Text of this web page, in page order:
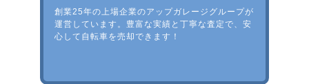
創業25年の上場企業のアップガレージグループが
運営しています。豊富な実績と丁寧な査定で、安
心して自転車を売却できます！